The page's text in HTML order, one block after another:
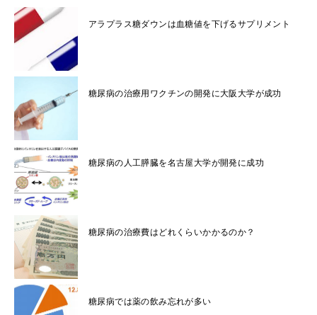
アラプラス糖ダウンは血糖値を下げるサプリメント
糖尿病の治療用ワクチンの開発に大阪大学が成功
糖尿病の人工膵臓を名古屋大学が開発に成功
糖尿病の治療費はどれくらいかかるのか？
糖尿病では薬の飲み忘れが多い